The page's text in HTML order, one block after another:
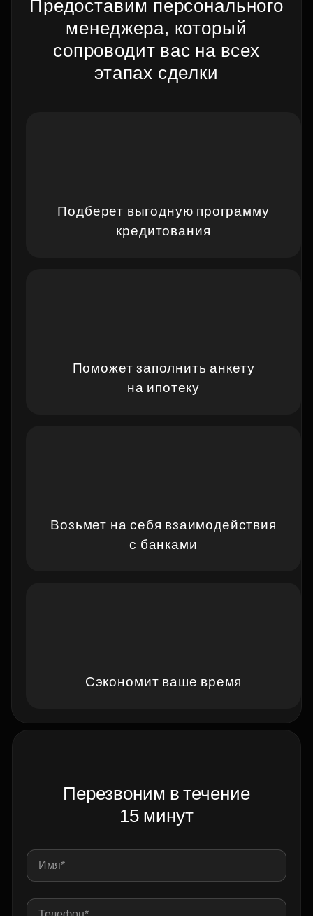
строительство жилых
помещений
Подробнее
Предоставим персонального
менеджера, который
сопроводит вас на всех
этапах сделки
Подберет выгодную программу
кредитования
Поможет заполнить анкету
на ипотеку
Возьмет на себя взаимодействия
с банками
Сэкономит ваше время
Перезвоним в течение
15 минут